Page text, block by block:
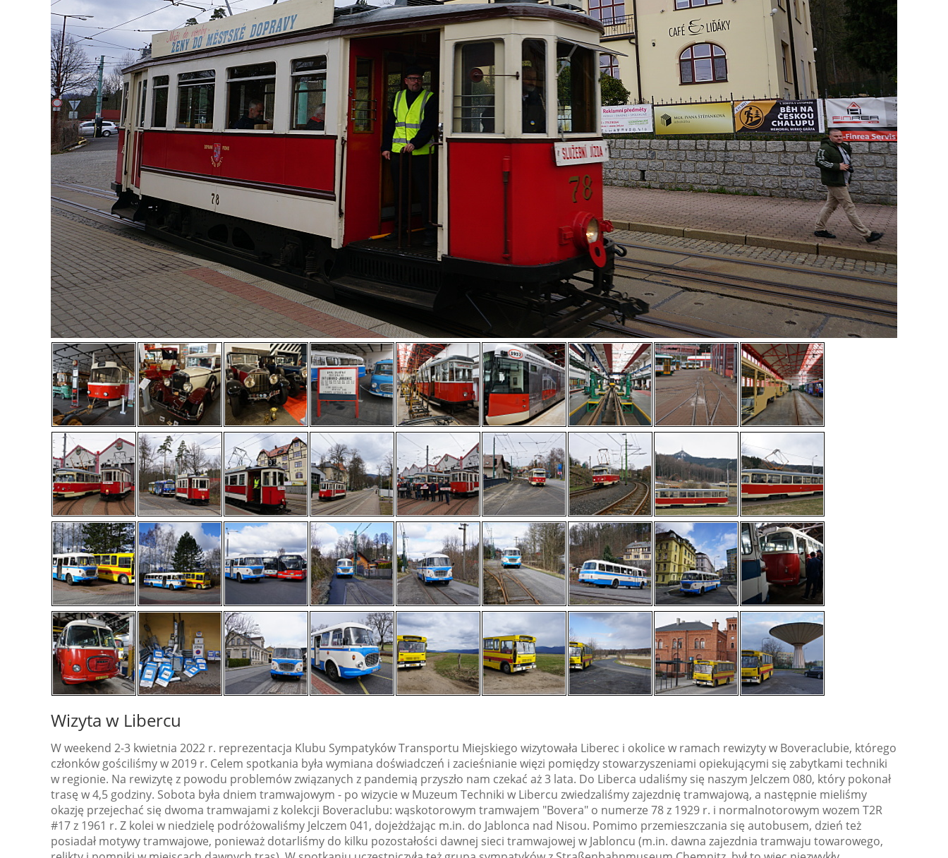
Wizyta w Libercu
W weekend 2-3 kwietnia 2022 r. reprezentacja Klubu Sympatyków Transportu Miejskiego wizytowała Liberec i okolice w ramach rewizyty w Boveraclubie, którego
członków gościliśmy w 2019 r. Celem spotkania była wymiana doświadczeń i zacieśnianie więzi pomiędzy stowarzyszeniami opiekującymi się zabytkami techniki
w regionie. Na rewizytę z powodu problemów związanych z pandemią przyszło nam czekać aż 3 lata. Do Liberca udaliśmy się naszym Jelczem 080, który pokonał
trasę w 4,5 godziny. Sobota była dniem tramwajowym - po wizycie w Muzeum Techniki w Libercu zwiedzaliśmy zajezdnię tramwajową, a następnie mieliśmy
okazję przejechać się dwoma tramwajami z kolekcji Boveraclubu: wąskotorowym tramwajem "Bovera" o numerze 78 z 1929 r. i normalnotorowym wozem T2R
#17 z 1961 r. Z kolei w niedzielę podróżowaliśmy Jelczem 041, dojeżdżając m.in. do Jablonca nad Nisou. Pomimo przemieszczania się autobusem, dzień też
posiadał motywy tramwajowe, ponieważ dotarliśmy do kilku pozostałości dawnej sieci tramwajowej w Jabloncu (m.in. dawna zajezdnia tramwaju towarowego,